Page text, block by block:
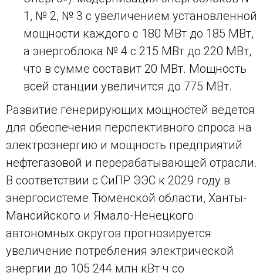
1, № 2, № 3 с увеличением установленной
мощности каждого с 180 МВт до 185 МВт,
а энергоблока № 4 с 215 МВт до 220 МВт,
что в сумме составит 20 МВт. Мощность
всей станции увеличится до 775 МВт.
Развитие генерирующих мощностей ведется
для обеспечения перспективного спроса на
электроэнергию и мощность предприятий
нефтегазовой и перерабатывающей отрасли.
В соответствии с СиПР ЭЭС к 2029 году в
энергосистеме Тюменской области, Ханты-
Мансийского и Ямало-Ненецкого
автономных округов прогнозируется
увеличение потребления электрической
энергии до 105 244 млн кВт·ч со